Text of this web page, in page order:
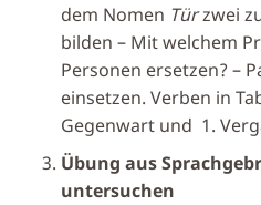
dem Nomen Türzwei
bilden – Mit welchem
Personen ersetzen? –
einsetzen. Verben in
Gegenwart und 1.
Übung aus
untersuchen